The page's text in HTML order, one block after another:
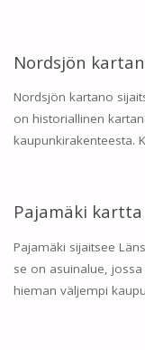
Nordsjön
Nordsjön kartano
on historiallinen
kaupunkirakenteesta.
Pajamäki kartta
Pajamäki sijaitsee
se on asuinalue,
hieman väljempi